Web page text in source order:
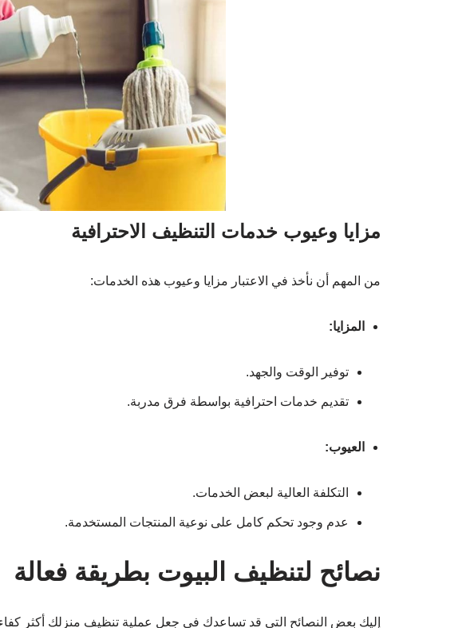
مزايا وعيوب خدمات التنظيف الاحترافية
من المهم أن نأخذ في الاعتبار مزايا وعيوب هذه الخدمات:
المزايا:
توفير الوقت والجهد.
تقديم خدمات احترافية بواسطة فرق مدربة.
العيوب:
التكلفة العالية لبعض الخدمات.
عدم وجود تحكم كامل على نوعية المنتجات المستخدمة.
نصائح لتنظيف البيوت بطريقة فعالة
إليك بعض النصائح التي قد تساعدك في جعل عملية تنظيف منزلك أكثر